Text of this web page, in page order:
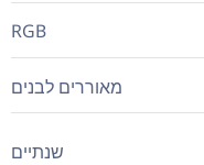
RGB
מאוררים לבנים
שנתיים